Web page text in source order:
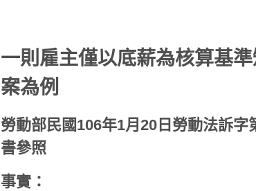
一則雇主僅以底薪為核算基
案為例
勞動部民國106年1月20日勞動法訴字
書參照
事實：